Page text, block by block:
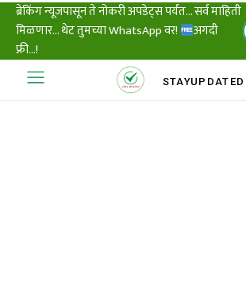
ब्रेकिंग न्यूजपासून ते नोकरी अपडेट्स पर्यंत... सर्व माहिती
मिळणार... थेट तुमच्या WhatsApp वर!
अगदी
फ्री...!
STAYUPDATED